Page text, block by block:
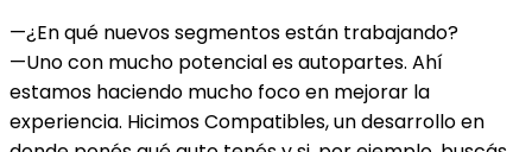
—¿En qué nuevos segmentos están trabajando?
—Uno con mucho potencial es autopartes. Ahí
estamos haciendo mucho foco en mejorar la
experiencia. Hicimos Compatibles, un desarrollo en